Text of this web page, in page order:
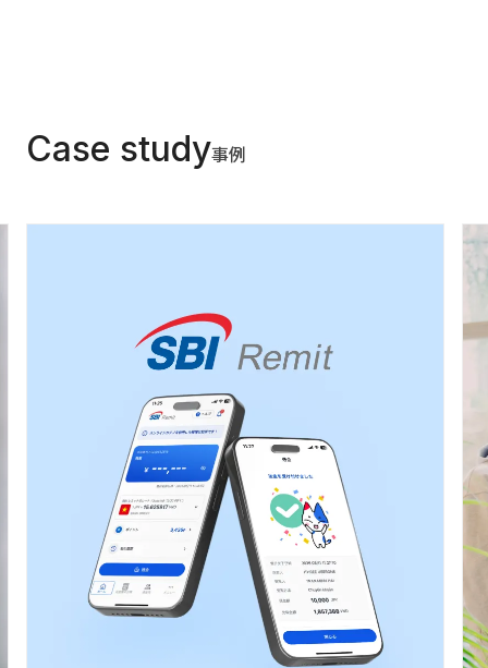
Case study事例